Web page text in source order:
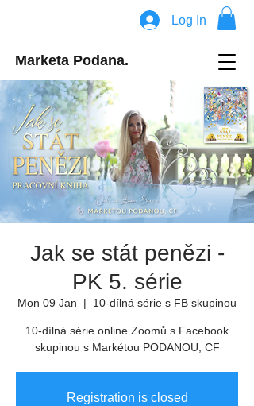
Log In
Marketa Podana.
Jak se stát penězi -
PK 5. série
Mon 09 Jan
  |
10-dílná série s FB skupinou
10-dílná série online Zoomů s Facebook
skupinou s Markétou PODANOU, CF
Registration is closed